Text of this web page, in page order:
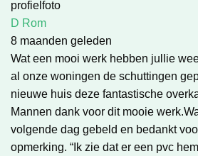
D Rom
8 maanden geleden
Wat een mooi werk hebben jullie
al onze woningen de schuttingen
nieuwe huis deze fantastische
Mannen dank voor dit mooie
volgende dag gebeld en bedankt
opmerking. “Ik zie dat er een pvc